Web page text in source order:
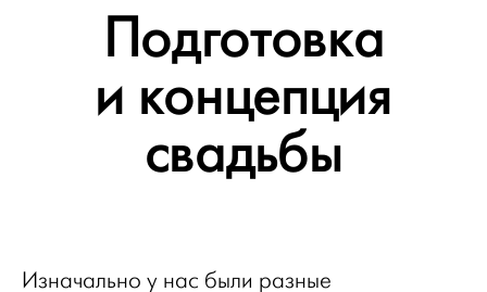
Подготовка
и концепция
свадьбы
Изначально у нас были разные